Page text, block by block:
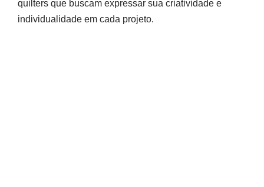
quilters que buscam expressar sua criatividade e
individualidade em cada projeto.